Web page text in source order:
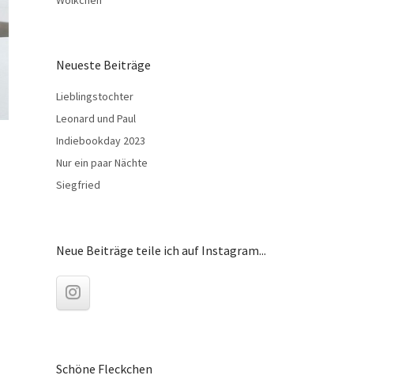
Neueste Beiträge
Lieblingstochter
Leonard und Paul
Indiebookday 2023
Nur ein paar Nächte
Siegfried
Neue Beiträge teile ich auf Instagram...
Schöne Fleckchen